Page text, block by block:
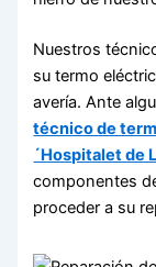
Nuestros
su termo
avería. Ante
técnico de
´Hospitalet de
componentes
proceder a su